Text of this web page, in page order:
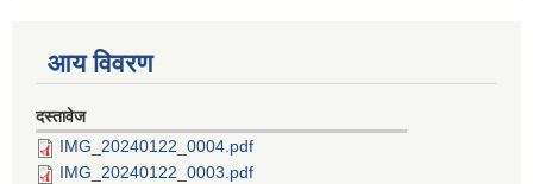
आय विवरण
दस्तावेज
IMG_20240122_0004.pdf
IMG_20240122_0003.pdf